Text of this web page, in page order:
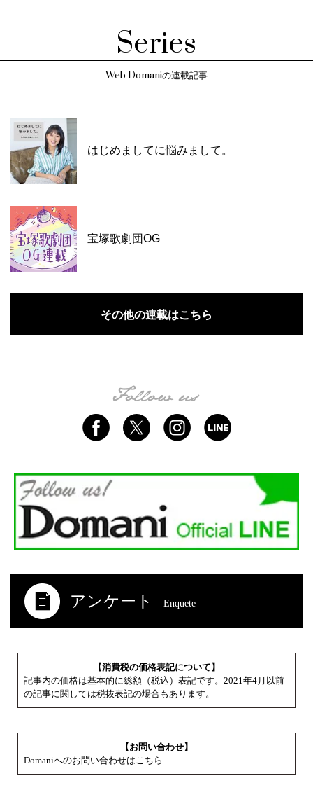
Series
Web Domaniの連載記事
はじめましてに悩みまして。
宝塚歌劇団OG
その他の連載はこちら
アンケート Enquete
【消費税の価格表記について】
記事内の価格は基本的に総額（税込）表記です。2021年4月以前
の記事に関しては税抜表記の場合もあります。
【お問い合わせ】
Domaniへのお問い合わせはこちら